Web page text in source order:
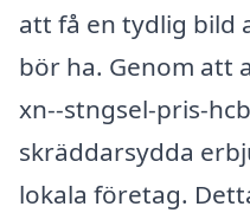
att få en tydlig bild
bör ha. Genom att
xn--stngsel-pris-
skräddarsydda
lokala företag.